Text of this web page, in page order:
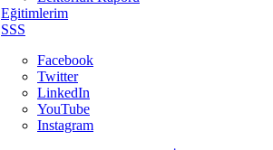
Eğitimlerim
SSS
Facebook
Twitter
LinkedIn
YouTube
Instagram